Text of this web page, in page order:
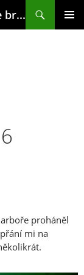
ApneaSite – underwater on a single breath
proháněl
mi na